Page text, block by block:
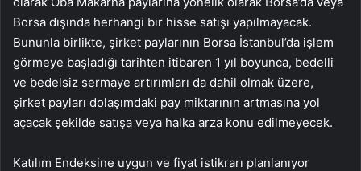
Borsa dışında herhangi bir hisse satışı yapılmayacak.
Bununla birlikte, şirket paylarının Borsa İstanbul’da işlem
görmeye başladığı tarihten itibaren 1 yıl boyunca, bedelli
ve bedelsiz sermaye artırımları da dahil olmak üzere,
şirket payları dolaşımdaki pay miktarının artmasına yol
açacak şekilde satışa veya halka arza konu edilmeyecek.
Katılım Endeksine uygun ve fiyat istikrarı planlanıyor